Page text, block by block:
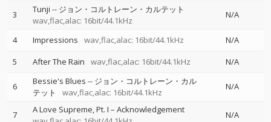
3 Tunji -- ジョン・コルトレーン・カルテット
wav,flac,alac: 16bit/44.1kHz
N/A
4 Impressions wav,flac,alac: 16bit/44.1kHz
N/A
5
After The Rain wav,flac,alac: 16bit/44.1kHz N/A
6 Bessie's Blues -- ジョン・コルトレーン・カル
テット
wav,flac,alac: 16bit/44.1kHz
N/A
7
A Love Supreme, Pt. I – Acknowledgement
N/A